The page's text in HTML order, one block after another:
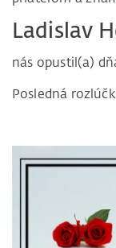
Ladislav
nás opustil(a)
Posledná